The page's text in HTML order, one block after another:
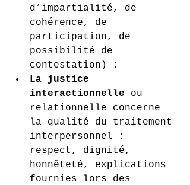
d’impartialité, de
cohérence, de
participation, de
possibilité de
contestation) ;
La justice
interactionnelle ou
relationnelle concerne
la qualité du traitement
interpersonnel :
respect, dignité,
honnêteté, explications
fournies lors des